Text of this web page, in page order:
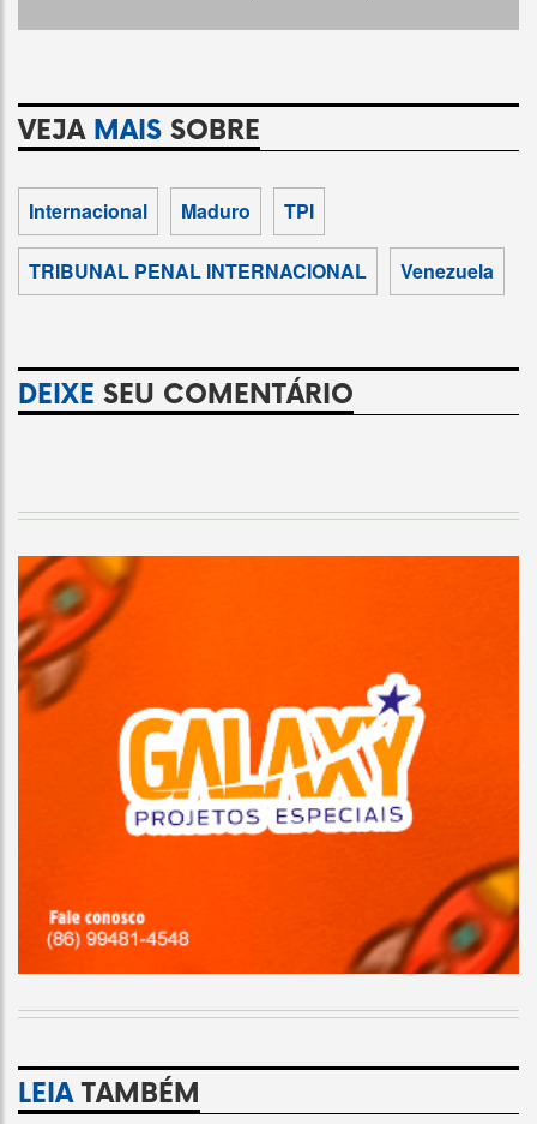
VEJA MAIS SOBRE
Internacional Maduro TPI
TRIBUNAL PENAL INTERNACIONAL Venezuela
DEIXE SEU COMENTÁRIO
LEIATAMBÉM